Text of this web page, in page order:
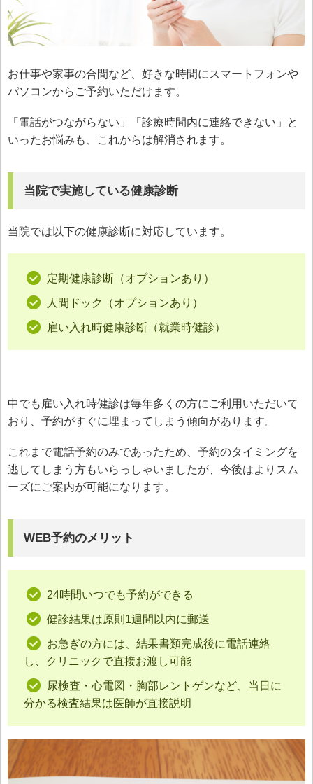
お仕事や家事の合間など、好きな時間にスマートフォンや
パソコンからご予約いただけます。
「電話がつながらない」「診療時間内に連絡できない」と
いったお悩みも、これからは解消されます。
当院で実施している健康診断
当院では以下の健康診断に対応しています。
定期健康診断（オプションあり）
人間ドック（オプションあり）
雇い入れ時健康診断（就業時健診）
中でも雇い入れ時健診は毎年多くの方にご利用いただいて
おり、予約がすぐに埋まってしまう傾向があります。
これまで電話予約のみであったため、予約のタイミングを
逃してしまう方もいらっしゃいましたが、今後はよりスム
ーズにご案内が可能になります。
WEB予約のメリット
24時間いつでも予約ができる
健診結果は原則1週間以内に郵送
お急ぎの方には、結果書類完成後に電話連絡
し、クリニックで直接お渡し可能
尿検査・心電図・胸部レントゲンなど、当日に
分かる検査結果は医師が直接説明